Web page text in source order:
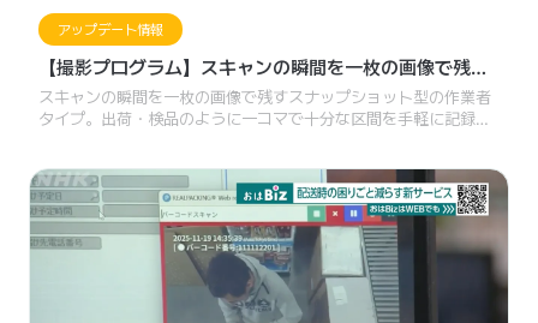
アップデート情報
【撮影プログラム】スキャンの瞬間を一枚の画像で残す
スナップショット型の作業者タイプ
スキャンの瞬間を一枚の画像で残すスナップショット型の作業者
タイプ。出荷・検品のように一コマで十分な区間を手軽に記録